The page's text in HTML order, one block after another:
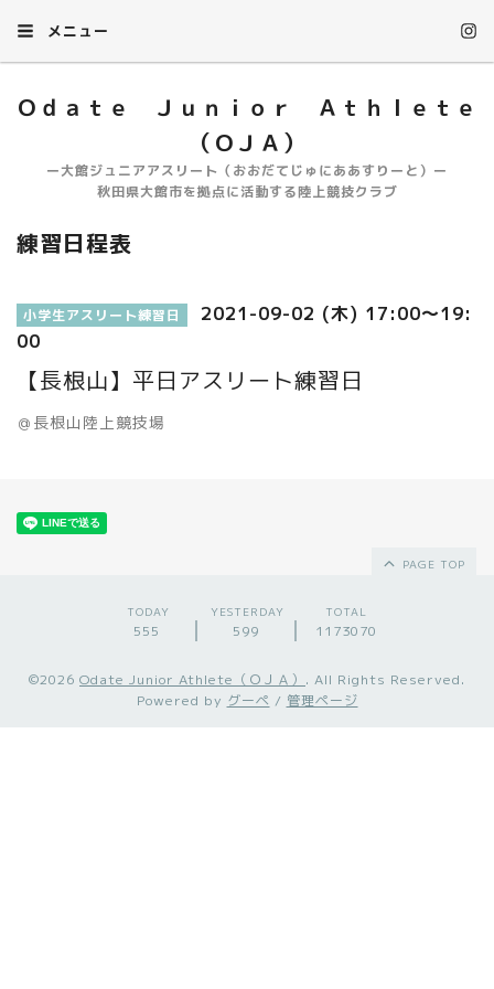
メニュー
Ｏｄａｔｅ Ｊｕｎｉｏｒ Ａｔｈｌｅｔｅ
（ＯＪＡ）
ー大館ジュニアアスリート（おおだてじゅにああすりーと）ー
秋田県大館市を拠点に活動する陸上競技クラブ
練習日程表
小学生アスリート練習日
2021-09-02 (木) 17:00～19:
00
【長根山】平日アスリート練習日
＠長根山陸上競技場
PAGE TOP
TODAY
555
YESTERDAY
599
TOTAL
1173070
©2026 Odate Junior Athlete（ＯＪＡ） . All Rights Reserved.
Powered by グーペ / 管理ページ